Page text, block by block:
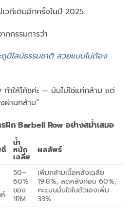
วทีเดิมอีกครั้งในปี 2025…
กกรรมการว่า
มีไลน์ธรรมชาติ สวยแบบไม่ต้อง
ำให้โค้ชค่ะ — มันไม่ใช่แค่กล้าม แต่
ผ่านกล้าม”
รฝึก Barbell Row อย่างสม่ำเสมอ
น้ำ
หนัก
เฉลี่ย
ผลลัพธ์
50–
60%
ของ
1RM
เพิ่มกล้ามเนื้อหลังเฉลี่ย
19.8%, ลดหลังค่อม 60%,
คะแนนมั่นใจในตัวเองเพิ่ม
33%